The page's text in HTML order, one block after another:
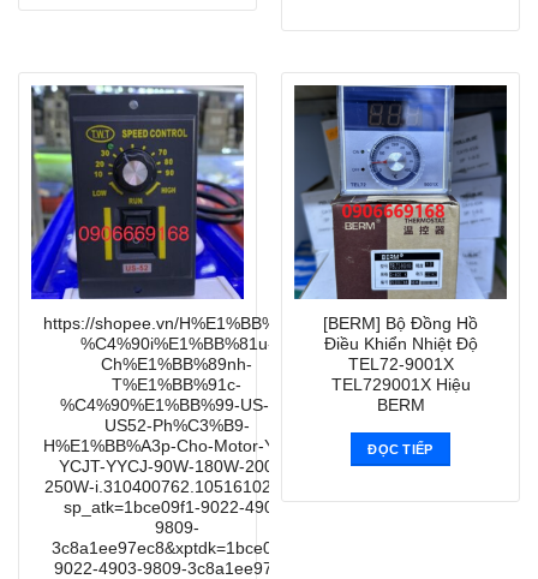
https://shopee.vn/H%E1%BB%99p-
%C4%90i%E1%BB%81u-
Ch%E1%BB%89nh-
T%E1%BB%91c-
%C4%90%E1%BB%99-US-52-
US52-Ph%C3%B9-
H%E1%BB%A3p-Cho-Motor-YYPJ-
YCJT-YYCJ-90W-180W-200W-
250W-i.310400762.10516102853?
sp_atk=1bce09f1-9022-4903-
9809-
3c8a1ee97ec8&xptdk=1bce09f1-
9022-4903-9809-3c8a1ee97ec8
[BERM] Bộ Đồng Hồ
Điều Khiển Nhiệt Độ
TEL72-9001X
TEL729001X Hiệu
BERM
ĐỌC TIẾP